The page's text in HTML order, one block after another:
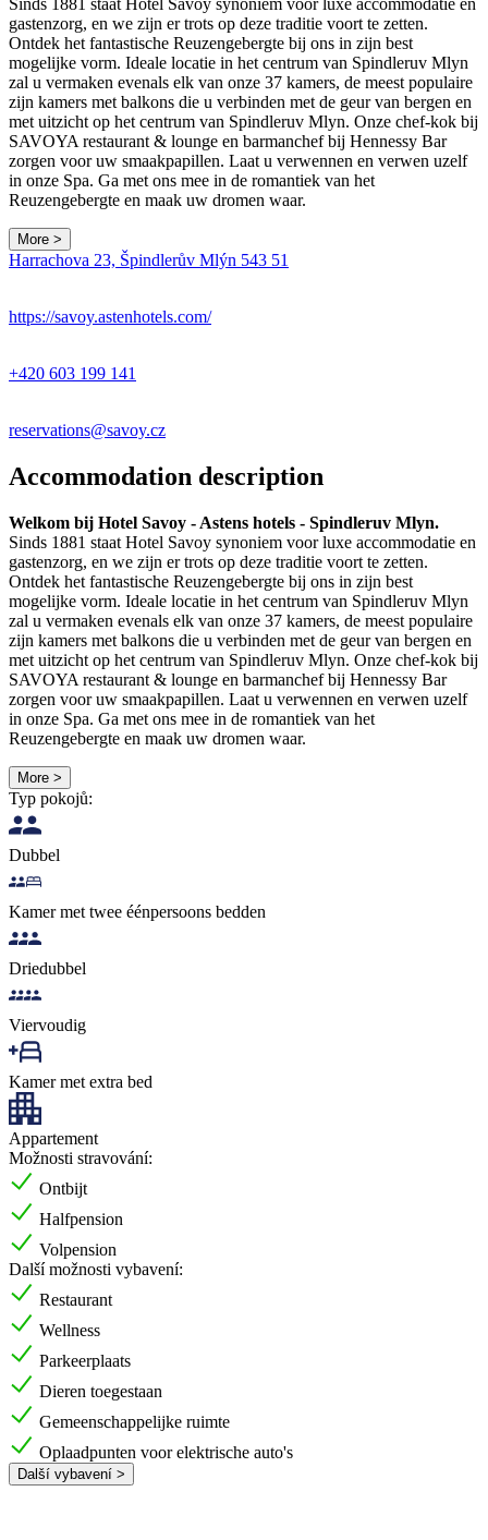
gastenzorg, en we zijn er trots op deze traditie voort te zetten.
Ontdek het fantastische Reuzengebergte bij ons in zijn best
mogelijke vorm. Ideale locatie in het centrum van Spindleruv Mlyn
zal u vermaken evenals elk van onze 37 kamers, de meest populaire
zijn kamers met balkons die u verbinden met de geur van bergen en
met uitzicht op het centrum van Spindleruv Mlyn. Onze chef-kok bij
SAVOYA restaurant & lounge en barmanchef bij Hennessy Bar
zorgen voor uw smaakpapillen. Laat u verwennen en verwen uzelf
in onze Spa. Ga met ons mee in de romantiek van het
Reuzengebergte en maak uw dromen waar.
More >
−
Harrachova 23, Špindlerův Mlýn 543 51
https://savoy.astenhotels.com/
+420 603 199 141
reservations@savoy.cz
Accommodation description
Welkom bij Hotel Savoy - Astens hotels - Spindleruv Mlyn.
Sinds 1881 staat Hotel Savoy synoniem voor luxe accommodatie en
gastenzorg, en we zijn er trots op deze traditie voort te zetten.
Ontdek het fantastische Reuzengebergte bij ons in zijn best
mogelijke vorm. Ideale locatie in het centrum van Spindleruv Mlyn
zal u vermaken evenals elk van onze 37 kamers, de meest populaire
zijn kamers met balkons die u verbinden met de geur van bergen en
met uitzicht op het centrum van Spindleruv Mlyn. Onze chef-kok bij
SAVOYA restaurant & lounge en barmanchef bij Hennessy Bar
zorgen voor uw smaakpapillen. Laat u verwennen en verwen uzelf
in onze Spa. Ga met ons mee in de romantiek van het
Reuzengebergte en maak uw dromen waar.
More >
Typ pokojů:
Dubbel
Kamer met twee éénpersoons bedden
Driedubbel
Viervoudig
Kamer met extra bed
Appartement
Možnosti stravování:
Ontbijt
Halfpension
Volpension
Další možnosti vybavení:
Restaurant
Wellness
Parkeerplaats
Dieren toegestaan
Gemeenschappelijke ruimte
Oplaadpunten voor elektrische auto's
Další vybavení >